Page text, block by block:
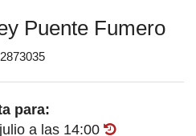
Puente Fumero
para:
a las 14:00